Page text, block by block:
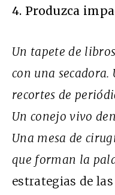
4. Produzca
Un tapete de
con una
recortes de
Un conejo vivo
Una mesa de
que forman la
estrategias de